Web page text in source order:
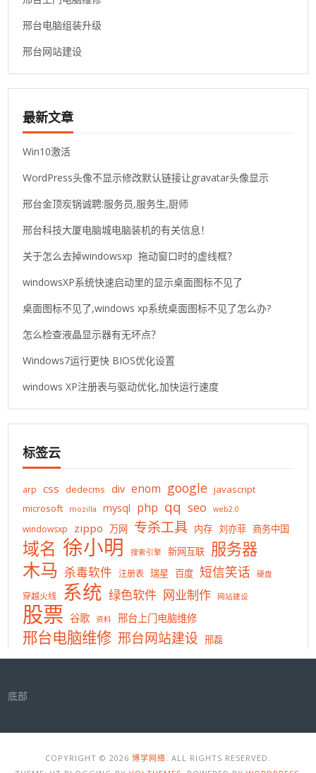
邢台电脑组装升级
邢台网站建设
最新文章
Win10激活
WordPress头像不显示修改默认链接让gravatar头像显示
邢台金顶炭锅诚聘:服务员,服务生,厨师
邢台科技大厦电脑城电脑装机的有关信息！
关于怎么去掉windowsxp 拖动窗口时的虚线框？
windowsXP系统快速启动里的显示桌面图标不见了
桌面图标不见了,windows xp系统桌面图标不见了怎么办?
怎么检查液晶显示器有无坏点？
Windows7运行更快 BIOS优化设置
windows XP注册表与驱动优化,加快运行速度
标签云
arp css dedecms div enom google javascript
microsoft
mozilla mysql php qq seo web2.0
windowsxp zippo 万网 专杀工具 内存 刘亦菲 商务中国
域名 徐小明 搜索引擎 新网互联 服务器
木马 杀毒软件 注册表 瑞星 百度 短信笑话 硬盘
穿越火线 系统 绿色软件 网业制作 网站建设
股票 谷歌 资料 邢台上门电脑维修
邢台电脑维修 邢台网站建设 邢磊
底部
COPYRIGHT © 2026 博学网络 . ALL RIGHTS RESERVED.